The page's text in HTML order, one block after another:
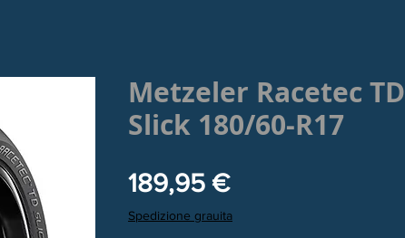
Metzeler Racetec TD
Slick 180/60-R17
189,95 €Prezzo
Spedizione grauita